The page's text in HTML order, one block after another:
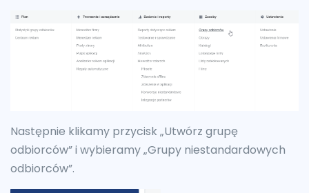
Następnie klikamy przycisk „Utwórz grupę
odbiorców” i wybieramy „Grupy niestandardowych
odbiorców”.